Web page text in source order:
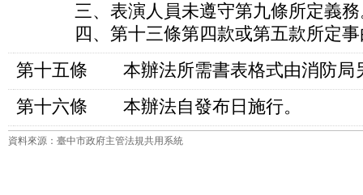
三、表演人員未遵守第九條所定義務
四、第十三條第四款或第五款所定事
第十五條 本辦法所需書表格式由消防局
第十六條 本辦法自發布日施行。
資料來源：臺中市政府主管法規共用系統